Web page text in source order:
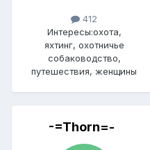
412
Интересы:охота,
яхтинг, охотничье
собаководство,
путешествия, женщины
-=Thorn=-